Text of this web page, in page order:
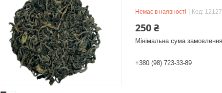
Немає в наявності Код:
250 ₴
Мінімальна сума
+380 (98) 723-33-89